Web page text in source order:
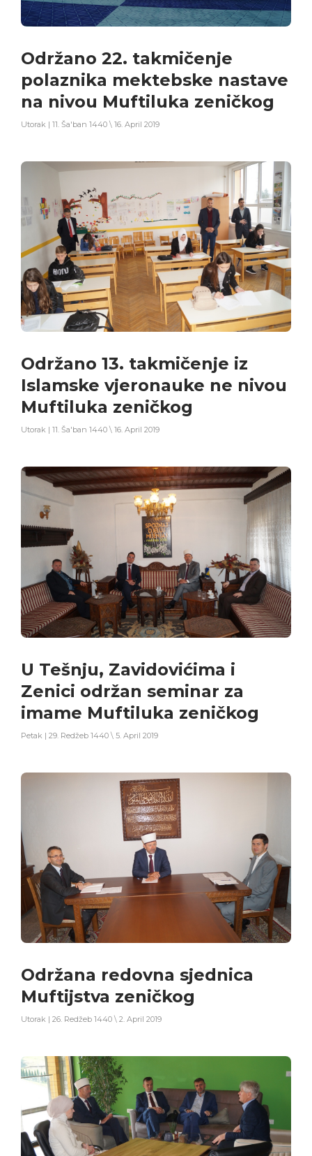
Održano 22. takmičenje
polaznika mektebske nastave
na nivou Muftiluka zeničkog
Utorak | 11. Ša'ban 1440 \ 16. April 2019
Održano 13. takmičenje iz
Islamske vjeronauke ne nivou
Muftiluka zeničkog
Utorak | 11. Ša'ban 1440 \ 16. April 2019
U Tešnju, Zavidovićima i
Zenici održan seminar za
imame Muftiluka zeničkog
Petak | 29. Redžeb 1440 \ 5. April 2019
Održana redovna sjednica
Muftijstva zeničkog
Utorak | 26. Redžeb 1440 \ 2. April 2019